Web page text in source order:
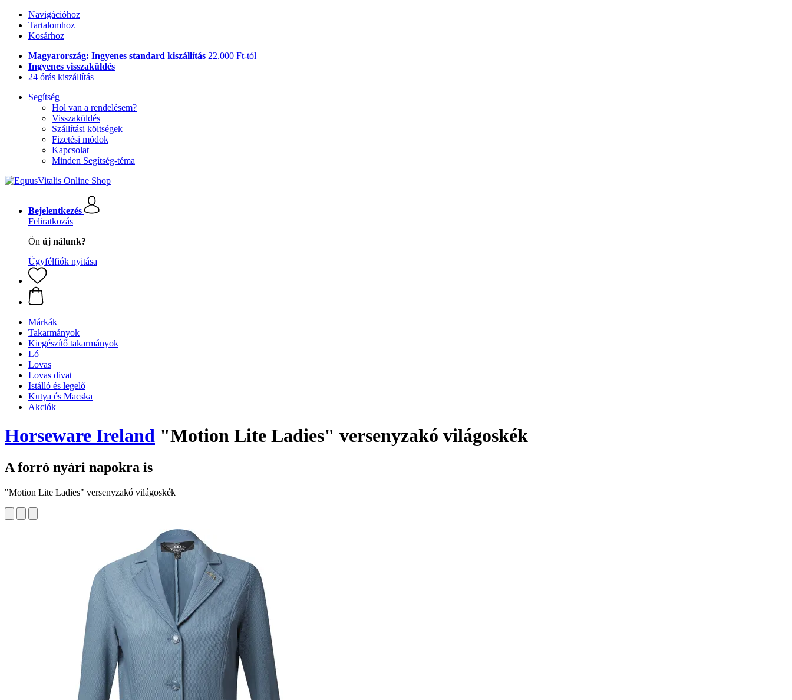
Navigációhoz
Tartalomhoz
Kosárhoz
Magyarország: Ingyenes standard kiszállítás 22.000 Ft-tól
Ingyenes visszaküldés
24 órás kiszállítás
Segítség
Hol van a rendelésem?
Visszaküldés
Szállítási költségek
Fizetési módok
Kapcsolat
Minden Segítség-téma
Bejelentkezés
Feliratkozás
Ön új nálunk?
Ügyfélfiók nyitása
Márkák
Takarmányok
Kiegészítő takarmányok
Ló
Lovas
Lovas divat
Istálló és legelő
Kutya és Macska
Akciók
Horseware Ireland "Motion Lite Ladies" versenyzakó világoskék
A forró nyári napokra is
"Motion Lite Ladies" versenyzakó világoskék